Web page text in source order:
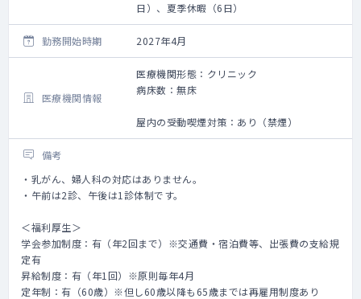
日）、夏季休暇（6日）
勤務開始時期 2027年4月
医療機関情報
医療機関形態：クリニック
病床数：無床
屋内の受動喫煙対策：あり（禁煙）
備考
・乳がん、婦人科の対応はありません。
・午前は2診、午後は1診体制です。
＜福利厚生＞
学会参加制度：有（年2回まで）※交通費・宿泊費等、出張費の支給規
定有
昇給制度：有（年1回）※原則毎年4月
定年制：有（60歳）※但し60歳以降も65歳までは再雇用制度あり